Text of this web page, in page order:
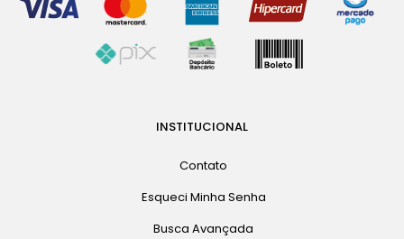
INSTITUCIONAL
Contato
Esqueci Minha Senha
Busca Avançada